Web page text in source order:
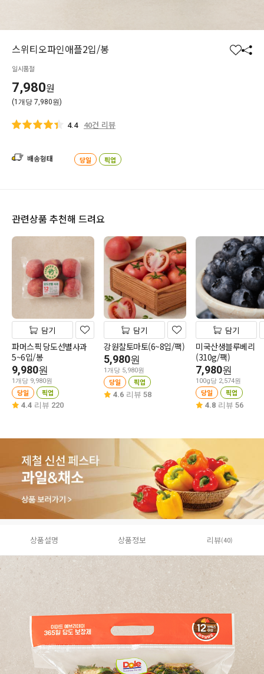
스위티오파인애플2입/봉
찜 공
일시품절
7,980원
(1개당 7,980원)
4.4 40건 리뷰
배송형태 당일 픽업
관련상품 추천해 드려요
담기
파머스픽 당도선별사과
5~6입/봉
9,980원
1개당 9,980원
당일 픽업
4.4 리뷰 220
담기
강원찰토마토(6~8입/팩)
5,980원
1개당 5,980원
당일 픽업
4.6 리뷰 58
담기
미국산생블루베리
(310g/팩)
7,980원
100g당 2,574원
당일 픽업
4.8 리뷰 56
상품설명 상품정보 리뷰(40)